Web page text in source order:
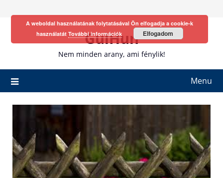
GulHun
Nem minden arany, ami fénylik!
Menu
A weboldal használatának folytatásával Ön elfogadja a cookie-k
használatát További információk Elfogadom